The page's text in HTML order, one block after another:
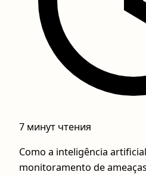
7 минут чтения
Como a inteligência
monitoramento de